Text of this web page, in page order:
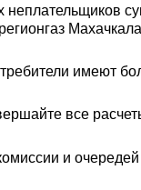
неплательщиков
имеют
все
и